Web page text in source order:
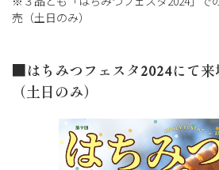
売（土日のみ）
■はちみつフェスタ2024にて
（土日のみ）